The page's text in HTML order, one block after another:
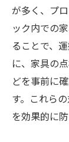
が多く、プ
ック内での
ることで、
に、家具の
どを事前に
す。これら
を効果的に